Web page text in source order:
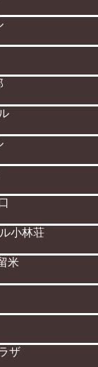
小林荘
米
ザ